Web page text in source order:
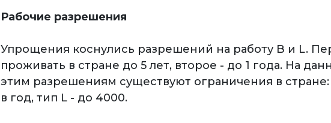
Рабочие разрешения
Упрощения коснулись разрешений на работу B и L.
проживать в стране до 5 лет, второе - до 1 года. На
этим разрешениям существуют ограничения в стране:
в год, тип L - до 4000.